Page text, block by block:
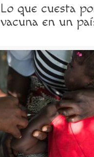
Lo que cuesta
vacuna en un